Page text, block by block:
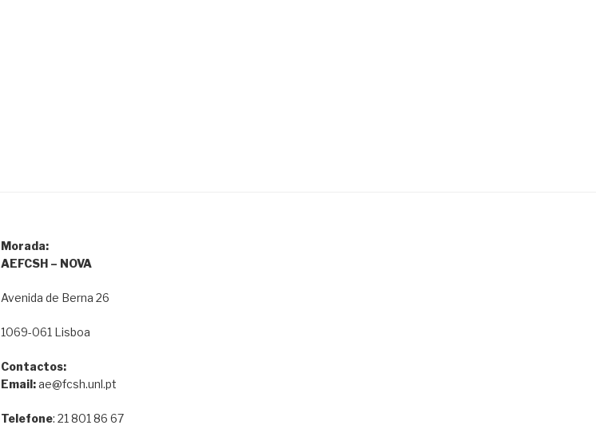
Morada:
AEFCSH – NOVA
Avenida de Berna 26
1069-061 Lisboa
Contactos:
Email:ae@fcsh.unl.pt
Telefone: 21 801 86 67